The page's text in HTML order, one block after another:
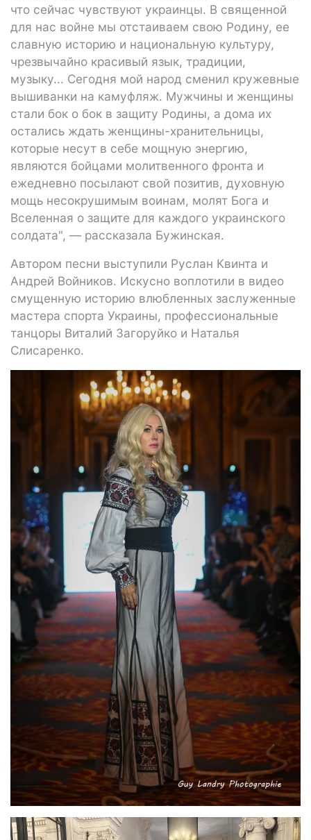
что сейчас чувствуют украинцы. В священной
для нас войне мы отстаиваем свою Родину, ее
славную историю и национальную культуру,
чрезвычайно красивый язык, традиции,
музыку... Сегодня мой народ сменил кружевные
вышиванки на камуфляж. Мужчины и женщины
стали бок о бок в защиту Родины, а дома их
остались ждать женщины-хранительницы,
которые несут в себе мощную энергию,
являются бойцами молитвенного фронта и
ежедневно посылают свой позитив, духовную
мощь несокрушимым воинам, молят Бога и
Вселенная о защите для каждого украинского
солдата", — рассказала Бужинская.
Автором песни выступили Руслан Квинта и
Андрей Войников. Искусно воплотили в видео
смущенную историю влюбленных заслуженные
мастера спорта Украины, профессиональные
танцоры Виталий Загоруйко и Наталья
Слисаренко.